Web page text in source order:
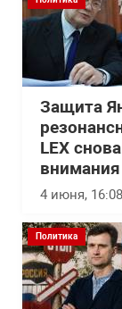
Защита
LEX
внимания
4 июня, 16:08
Политика